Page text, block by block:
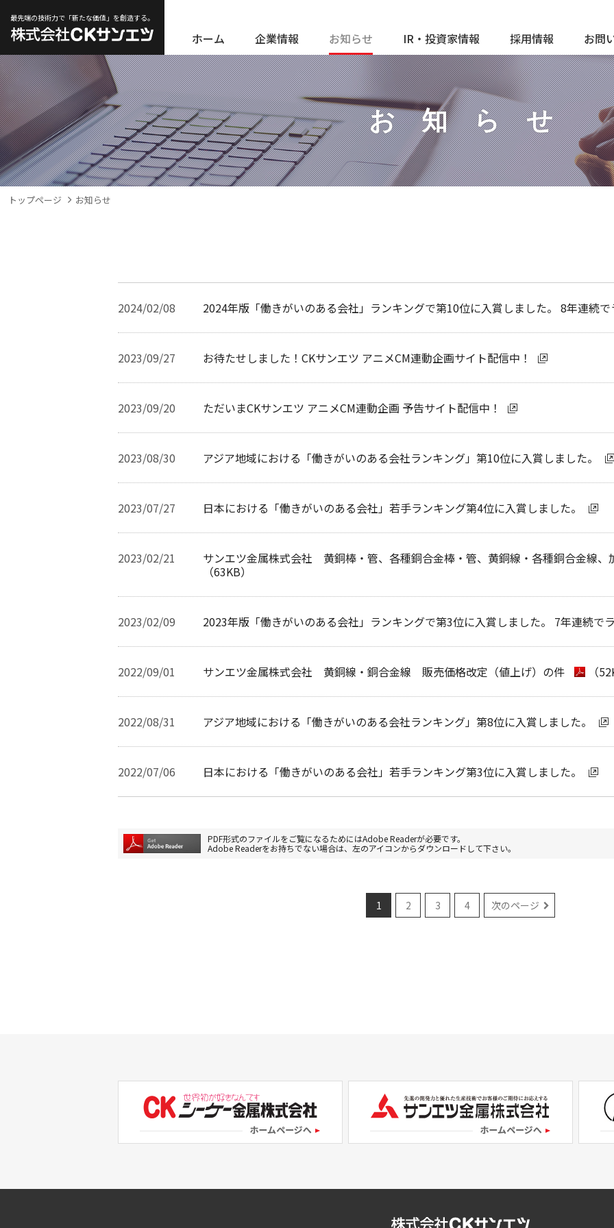
最先端の技術力で「新たな価値」を創造する。
ホーム 企業情報 お知らせ IR・投資家情報 採用情報 お問
お知らせ
トップページ お知らせ
2024/02/08 2024年版「働きがいのある会社」ランキングで第10位に入賞しました。 8年連続で
2023/09/27 お待たせしました！CKサンエツ アニメCM連動企画サイト配信中！
2023/09/20 ただいまCKサンエツ アニメCM連動企画 予告サイト配信中！
2023/08/30 アジア地域における「働きがいのある会社ランキング」第10位に入賞しました。
2023/07/27 日本における「働きがいのある会社」若手ランキング第4位に入賞しました。
2023/02/21
サンエツ金属株式会社 黄銅棒・管、各種銅合金棒・管、黄銅線・各種銅合金線
（63KB）
2023/02/09 2023年版「働きがいのある会社」ランキングで第3位に入賞しました。 7年連続で
2022/09/01 サンエツ金属株式会社 黄銅線・銅合金線 販売価格改定（値上げ）の件 （
2022/08/31 アジア地域における「働きがいのある会社ランキング」第8位に入賞しました。
2022/07/06 日本における「働きがいのある会社」若手ランキング第3位に入賞しました。
PDF形式のファイルをご覧になるためにはAdobe Readerが必要です。
Adobe Readerをお持ちでない場合は、左のアイコンからダウンロードして下さい。
1 2 3 4 次のページ